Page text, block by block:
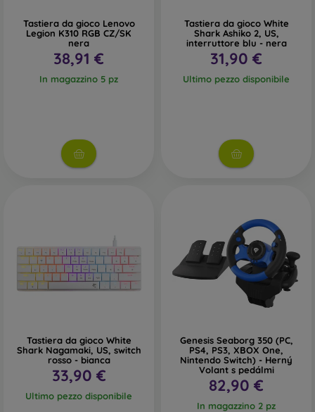
Tastiera da gioco Lenovo
Legion K310 RGB CZ/SK
nera
38,91 €
In magazzino 5 pz
Tastiera da gioco White
Shark Ashiko 2, US,
interruttore blu - nera
31,90 €
Ultimo pezzo disponibile
Tastiera da gioco White
Shark Nagamaki, US, switch
rosso - bianca
33,90 €
Ultimo pezzo disponibile
Genesis Seaborg 350 (PC,
PS4, PS3, XBOX One,
Nintendo Switch) - Herný
Volant s pedálmi
82,90 €
In magazzino 2 pz